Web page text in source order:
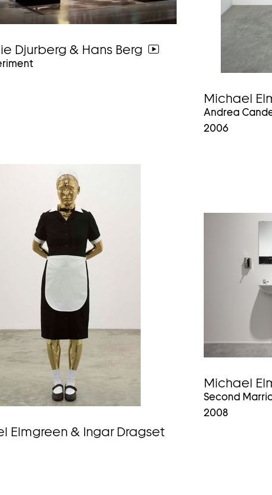
Djurberg & Hans Berg
Michael
Andrea
2006
Elmgreen & Ingar Dragset
Michael
Second
2008